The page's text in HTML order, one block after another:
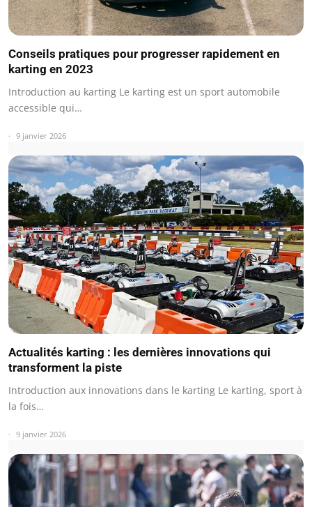
Conseils pratiques pour progresser rapidement en
karting en 2023
Introduction au karting Le karting est un sport automobile
accessible qui…
9 janvier 2026
Actualités karting : les dernières innovations qui
transforment la piste
Introduction aux innovations dans le karting Le karting, sport à
la fois…
9 janvier 2026